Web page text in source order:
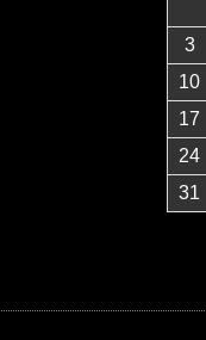
3
10
17
24
31